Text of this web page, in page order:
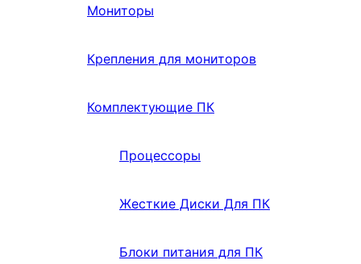
Мониторы
Крепления для мониторов
Комплектующие ПК
Процессоры
Жесткие Диски Для ПК
Блоки питания для ПК